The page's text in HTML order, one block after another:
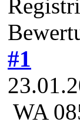
#1
WA